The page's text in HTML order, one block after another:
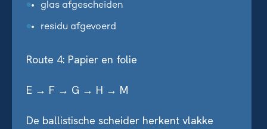
glas afgescheiden
residu afgevoerd
Route 4: Papier en folie
E → F → G → H → M
De ballistische scheider herkent vlakke